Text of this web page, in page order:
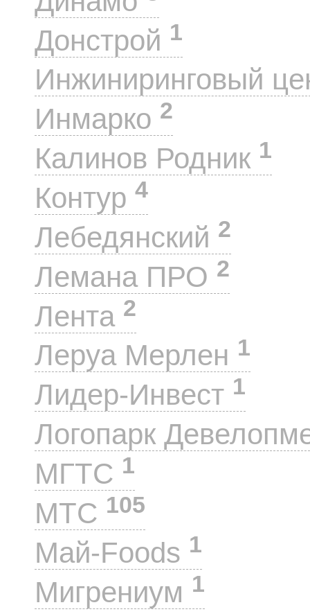
Донстрой 1
Инжиниринговый
Инмарко 2
Калинов Родник 1
Контур 4
Лебедянский 2
Лемана ПРО 2
Лента 2
Леруа Мерлен 1
Лидер-Инвест 1
Логопарк
МГТС 1
МТС 105
Май-Foods 1
Мигрениум 1